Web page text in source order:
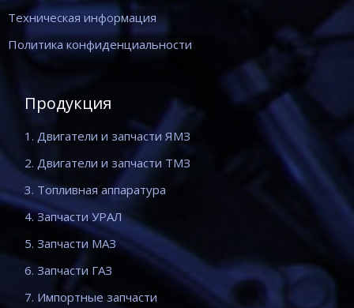
Техническая информация
Политика конфиденциальности
Продукция
1. Двигатели и запчасти ЯМЗ
2. Двигатели и запчасти ТМЗ
3. Топливная аппаратура
4. Запчасти УРАЛ
5. Запчасти МАЗ
6. Запчасти ГАЗ
7. Импортные запчасти